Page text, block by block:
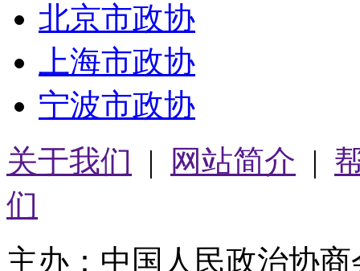
北京市政协
上海市政协
宁波市政协
关于我们 | 网站简介 |
们
主办：中国人民政治协